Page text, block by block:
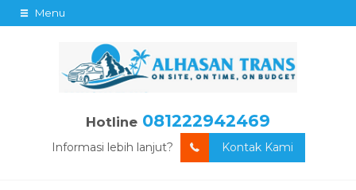
Menu
Hotline 081222942469
Informasi lebih lanjut? Kontak Kami